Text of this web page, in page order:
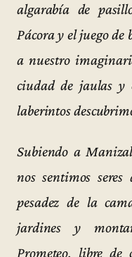
algarabía de
Pácora y el juego de
a nuestro
ciudad de jaulas y
laberintos
Subiendo a
nos sentimos seres
pesadez de la
jardines y
Prometeo, libre de